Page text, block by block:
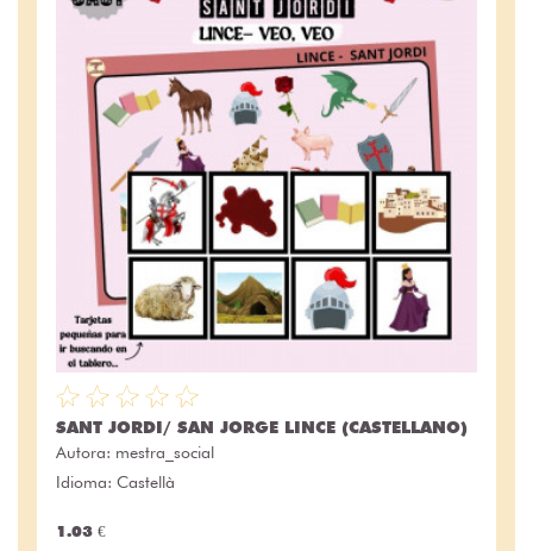
SANT JORDI/ SAN JORGE LINCE (CASTELLANO)
Autora: mestra_social
Idioma: Castellà
1.03 €